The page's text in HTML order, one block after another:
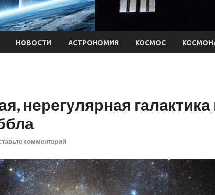
НОВОСТИ АСТРОНОМИЯ КОСМОС
нерегулярная
комментарий